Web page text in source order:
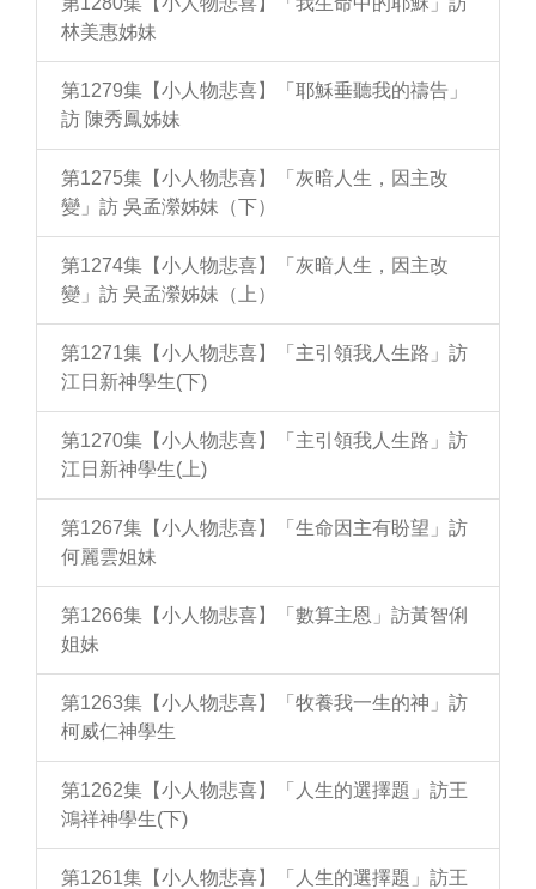
林美惠姊妹
第1279集【小人物悲喜】「耶穌垂聽我的禱告」
訪 陳秀鳳姊妹
第1275集【小人物悲喜】「灰暗人生，因主改
變」訪 吳孟瀠姊妹（下）
第1274集【小人物悲喜】「灰暗人生，因主改
變」訪 吳孟瀠姊妹（上）
第1271集【小人物悲喜】「主引領我人生路」訪
江日新神學生(下)
第1270集【小人物悲喜】「主引領我人生路」訪
江日新神學生(上)
第1267集【小人物悲喜】「生命因主有盼望」訪
何麗雲姐妹
第1266集【小人物悲喜】「數算主恩」訪黃智俐
姐妹
第1263集【小人物悲喜】「牧養我一生的神」訪
柯威仁神學生
第1262集【小人物悲喜】「人生的選擇題」訪王
鴻祥神學生(下)
第1261集【小人物悲喜】「人生的選擇題」訪王